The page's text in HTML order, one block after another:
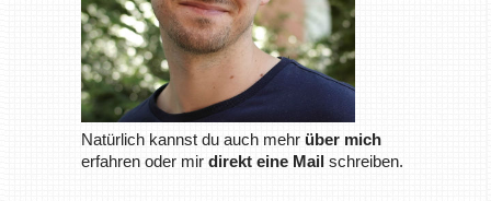
Natürlich kannst du auch mehr über mich
erfahren oder mir direkt eine Mailschreiben.